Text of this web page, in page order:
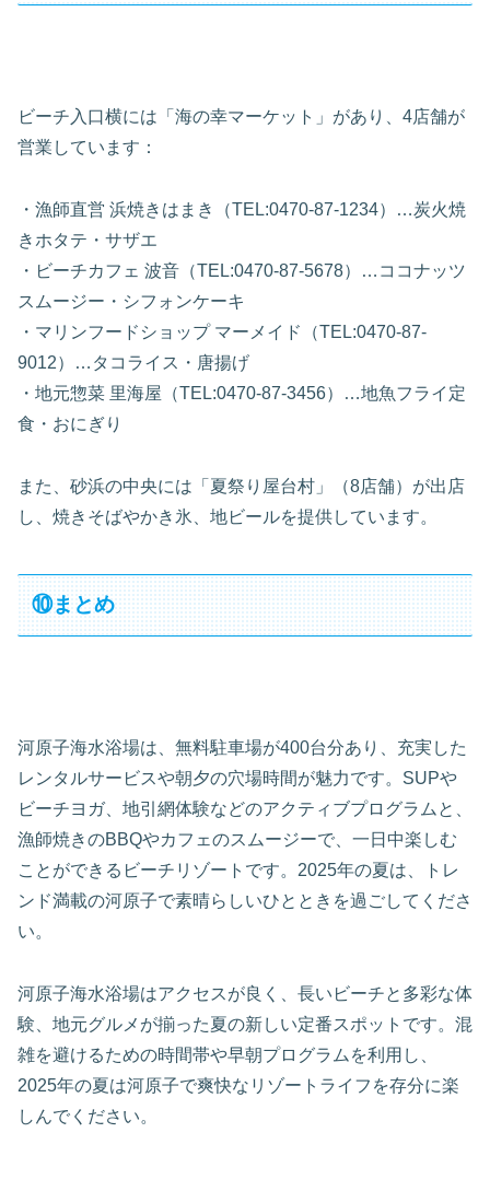
ビーチ入口横には「海の幸マーケット」があり、4店舗が
営業しています：
・漁師直営 浜焼きはまき（TEL:0470-87-1234）…炭火焼
きホタテ・サザエ
・ビーチカフェ 波音（TEL:0470-87-5678）…ココナッツ
スムージー・シフォンケーキ
・マリンフードショップ マーメイド（TEL:0470-87-
9012）…タコライス・唐揚げ
・地元惣菜 里海屋（TEL:0470-87-3456）…地魚フライ定
食・おにぎり
また、砂浜の中央には「夏祭り屋台村」（8店舗）が出店
し、焼きそばやかき氷、地ビールを提供しています。
⑩まとめ
河原子海水浴場は、無料駐車場が400台分あり、充実した
レンタルサービスや朝夕の穴場時間が魅力です。SUPや
ビーチヨガ、地引網体験などのアクティブプログラムと、
漁師焼きのBBQやカフェのスムージーで、一日中楽しむ
ことができるビーチリゾートです。2025年の夏は、トレ
ンド満載の河原子で素晴らしいひとときを過ごしてくださ
い。
河原子海水浴場はアクセスが良く、長いビーチと多彩な体
験、地元グルメが揃った夏の新しい定番スポットです。混
雑を避けるための時間帯や早朝プログラムを利用し、
2025年の夏は河原子で爽快なリゾートライフを存分に楽
しんでください。